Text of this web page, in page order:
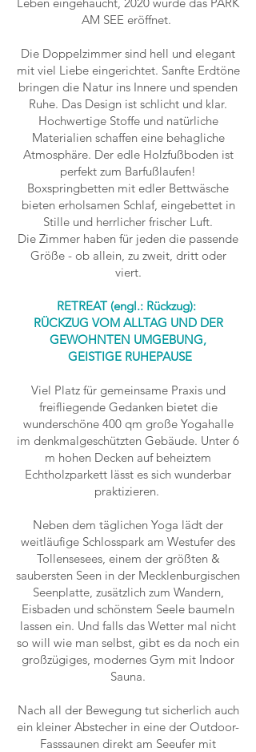
AM SEE eröffnet.
Die Doppelzimmer sind hell und elegant
mit viel Liebe eingerichtet. Sanfte Erdtöne
bringen die Natur ins Innere und spenden
Ruhe. Das Design ist schlicht und klar.
Hochwertige Stoffe und natürliche
Materialien schaffen eine behagliche
Atmosphäre. Der edle Holzfußboden ist
perfekt zum Barfußlaufen!
Boxspringbetten mit edler Bettwäsche
bieten erholsamen Schlaf, eingebettet in
Stille und herrlicher frischer Luft.
Die Zimmer haben für jeden die passende
Größe - ob allein, zu zweit, dritt oder
viert.
RETREAT (engl.: Rückzug):
RÜCKZUG VOM ALLTAG UND DER
GEWOHNTEN UMGEBUNG,
GEISTIGE RUHEPAUSE
Viel Platz für gemeinsame Praxis und
freifliegende Gedanken bietet die
wunderschöne 400 qm große Yogahalle
im denkmalgeschützten Gebäude. Unter 6
m hohen Decken auf beheiztem
Echtholzparkett lässt es sich wunderbar
praktizieren.
Neben dem täglichen Yoga lädt der
weitläufige Schlosspark am Westufer des
Tollensesees, einem der größten &
saubersten Seen in der Mecklenburgischen
Seenplatte, zusätzlich zum Wandern,
Eisbaden und schönstem Seele baumeln
lassen ein. Und falls das Wetter mal nicht
so will wie man selbst, gibt es da noch ein
großzügiges, modernes Gym mit Indoor
Sauna.
Nach all der Bewegung tut sicherlich auch
ein kleiner Abstecher in eine der Outdoor-
Fasssaunen direkt am Seeufer mit